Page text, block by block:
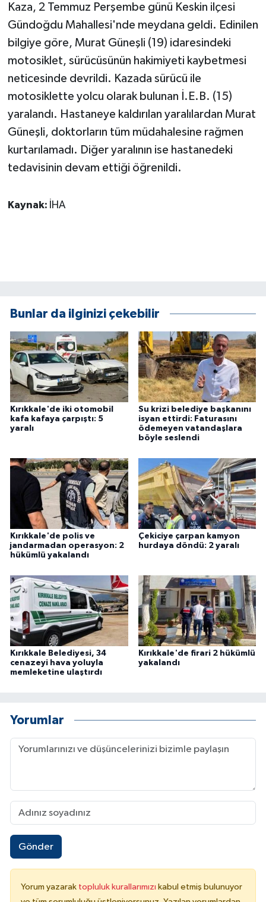
Kaza, 2 Temmuz Perşembe günü Keskin ilçesi
Gündoğdu Mahallesi'nde meydana geldi. Edinilen
bilgiye göre, Murat Güneşli (19) idaresindeki
motosiklet, sürücüsünün hakimiyeti kaybetmesi
neticesinde devrildi. Kazada sürücü ile
motosiklette yolcu olarak bulunan İ.E.B. (15)
yaralandı. Hastaneye kaldırılan yaralılardan Murat
Güneşli, doktorların tüm müdahalesine rağmen
kurtarılamadı. Diğer yaralının ise hastanedeki
tedavisinin devam ettiği öğrenildi.
Kaynak: İHA
Bunlar da ilginizi çekebilir
Kırıkkale'de iki otomobil
kafa kafaya çarpıştı: 5
yaralı
Su krizi belediye başkanını
isyan ettirdi: Faturasını
ödemeyen vatandaşlara
böyle seslendi
Kırıkkale'de polis ve
jandarmadan operasyon: 2
hükümlü yakalandı
Çekiciye çarpan kamyon
hurdaya döndü: 2 yaralı
Kırıkkale Belediyesi, 34
cenazeyi hava yoluyla
memleketine ulaştırdı
Kırıkkale'de firari 2 hükümlü
yakalandı
Yorumlar
Gönder
Yorum yazarak topluluk kurallarımızı kabul etmiş bulunuyor
İş Dünyası
Jandarma
Kadın
MAGAZİN
Otomobil
POLİTİKA
TEKNOLOJİ
Turizm
ÜLKE GÜNDEMİ
YAŞAM
Yerel Haberler